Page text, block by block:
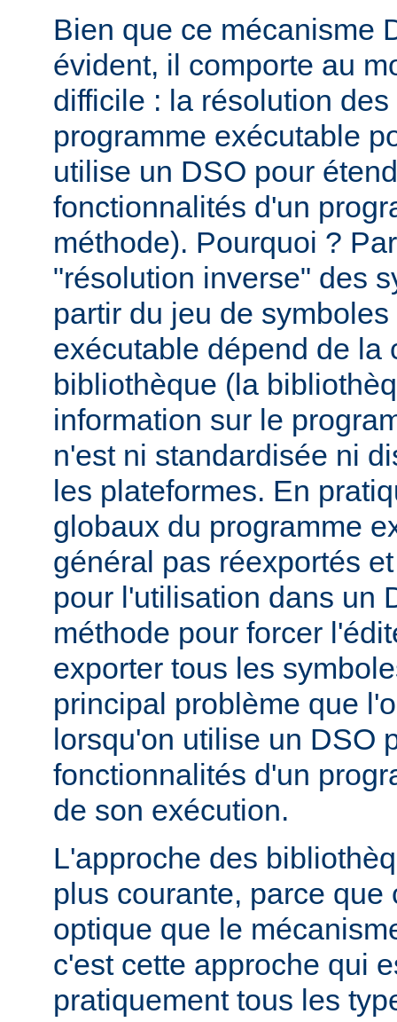
Bien que ce mécanisme
évident, il comporte au
difficile : la résolution
programme exécutable
utilise un DSO pour
fonctionnalités d'un
méthode). Pourquoi ?
"résolution inverse" des
partir du jeu de
exécutable dépend de la
bibliothèque (la
information sur le
n'est ni standardisée ni
les plateformes. En
globaux du programme
général pas réexportés
pour l'utilisation dans un
méthode pour forcer
exporter tous les
principal problème que
lorsqu'on utilise un DSO
fonctionnalités d'un
de son exécution.
L'approche des
plus courante, parce que
optique que le
c'est cette approche qui
pratiquement tous les